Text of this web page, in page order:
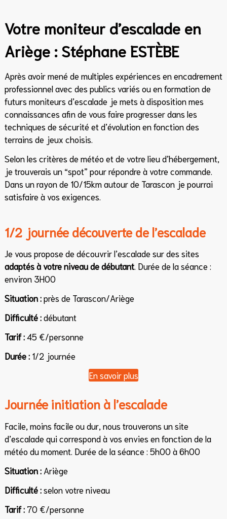
Votre moniteur d’escalade en
Ariège : Stéphane ESTÈBE
Après avoir mené de multiples expériences en encadrement
professionnel avec des publics variés ou en formation de
futurs moniteurs d’escalade je mets à disposition mes
connaissances afin de vous faire progresser dans les
techniques de sécurité et d’évolution en fonction des
terrains de jeux choisis.
Selon les critères de météo et de votre lieu d’hébergement,
je trouverais un “spot” pour répondre à votre commande.
Dans un rayon de 10/15km autour de Tarascon je pourrai
satisfaire à vos exigences.
1/2 journée découverte de l’escalade
Je vous propose de découvrir l’escalade sur des sites
adaptés à votre niveau de débutant. Durée de la séance :
environ 3H00
Situation :près de Tarascon/Ariège
Difficulté :débutant
Tarif :45 €/personne
Durée :1/2 journée
En savoir plus
Journée initiation à l’escalade
Facile, moins facile ou dur, nous trouverons un site
d’escalade qui correspond à vos envies en fonction de la
météo du moment. Durée de la séance : 5h00 à 6h00
Situation :Ariège
Difficulté :selon votre niveau
Tarif :70 €/personne